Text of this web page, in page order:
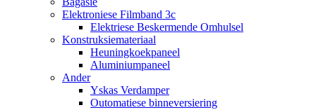
Elektroniese Filmband 3c
Elektriese Beskermende Omhulsel
Konstruksiemateriaal
Heuningkoekpaneel
Aluminiumpaneel
Ander
Yskas Verdamper
Outomatiese binneversiering